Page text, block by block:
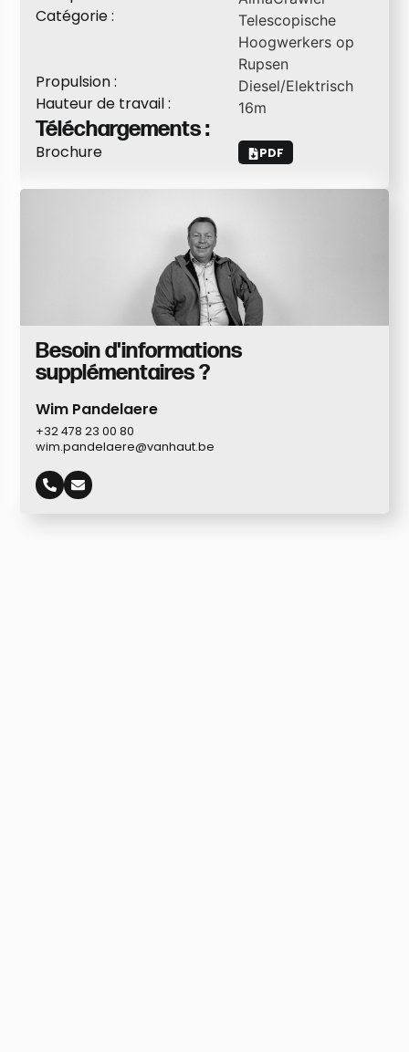
Catégorie :
Telescopische
Hoogwerkers op
Rupsen
Propulsion : Diesel/Elektrisch
Hauteur de travail : 16m
Téléchargements :
Brochure PDF
Besoin d'informations
supplémentaires ?
Wim Pandelaere
+32 478 23 00 80
wim.pandelaere@vanhaut.be